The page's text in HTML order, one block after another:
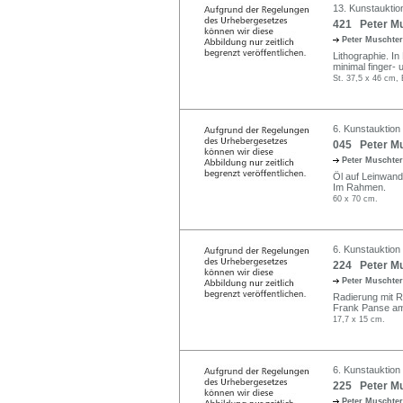
13.
421 Peter
Peter
Lithographie.
minimal finger-
St. 37,5 x 46 cm,
6.
045 Peter
Peter
Öl auf
Im Rahmen.
60 x 70 cm.
6.
224 Peter
Peter
Radierung mit
Frank Panse
17,7 x 15 cm.
6.
225 Peter
Peter